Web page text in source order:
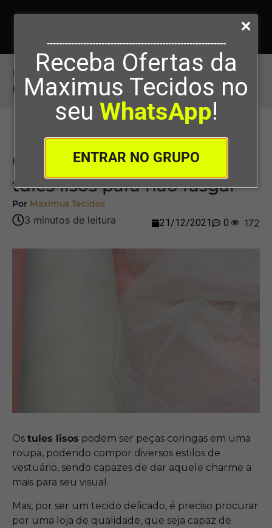
-----------------------------------------------------------
Receba Ofertas da
Maximus Tecidos no
seu WhatsApp!
ENTRAR NO GRUPO
Início>Como tomar cuidado com tules lisos
para não rasgar
Como tomar cuidado com
tules lisos para não rasgar
Por Maximus Tecidos
21/12/2021 0 172
Os tules lisos podem ser peças coringas em uma
roupa, podendo compor diversos estilos de
vestuário, sendo capazes de dar aquele charme a
mais para seu visual.
Mas, por ser um tecido delicado, é preciso procurar
por uma loja de qualidade, que seja capaz de